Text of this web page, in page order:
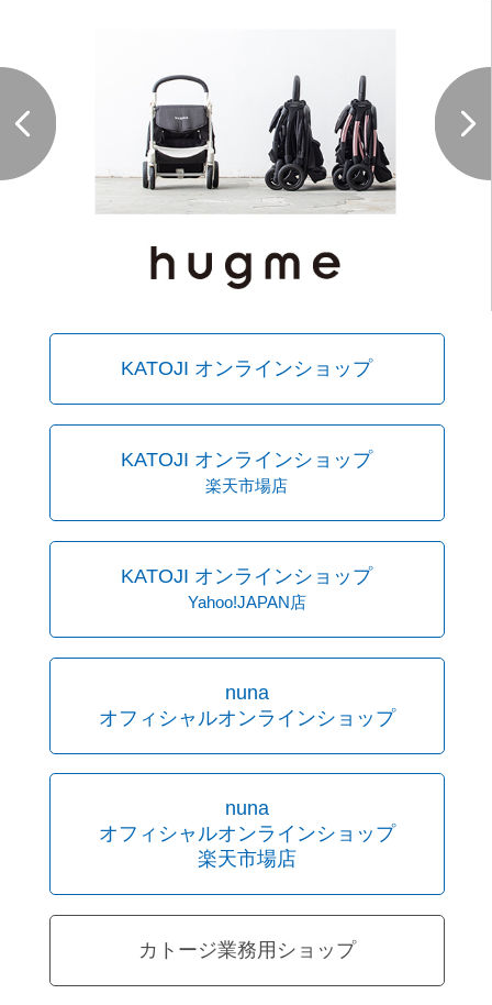
KATOJI オンラインショップ
KATOJI オンラインショップ
楽天市場店
KATOJI オンラインショップ
Yahoo!JAPAN店
nuna
オフィシャルオンラインショップ
nuna
オフィシャルオンラインショップ
楽天市場店
カトージ業務用ショップ